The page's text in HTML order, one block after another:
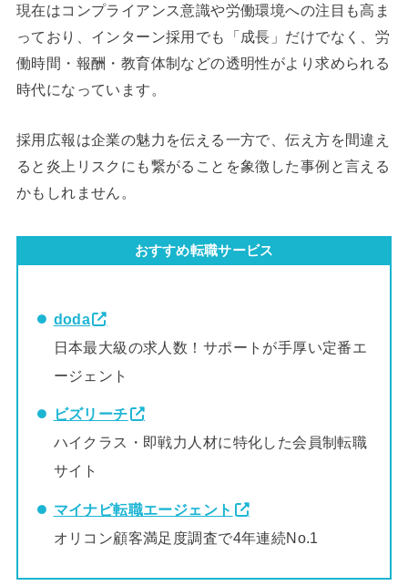
現在はコンプライアンス意識や労働環境への注目も高ま
っており、インターン採用でも「成長」だけでなく、労
働時間・報酬・教育体制などの透明性がより求められる
時代になっています。
採用広報は企業の魅力を伝える一方で、伝え方を間違え
ると炎上リスクにも繋がることを象徴した事例と言える
かもしれません。
おすすめ転職サービス
doda
日本最大級の求人数！サポートが手厚い定番エ
ージェント
ビズリーチ
ハイクラス・即戦力人材に特化した会員制転職
サイト
マイナビ転職エージェント
オリコン顧客満足度調査で4年連続No.1